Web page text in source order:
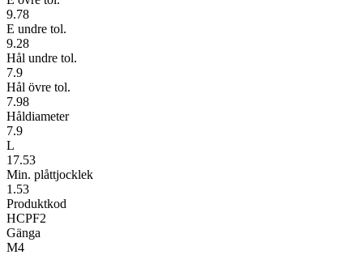
9.78
E undre tol.
9.28
Hål undre tol.
7.9
Hål övre tol.
7.98
Håldiameter
7.9
L
17.53
Min. plåttjocklek
1.53
Produktkod
HCPF2
Gänga
M4